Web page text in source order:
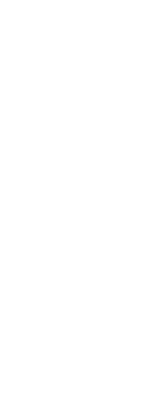
اصحاب الكساء